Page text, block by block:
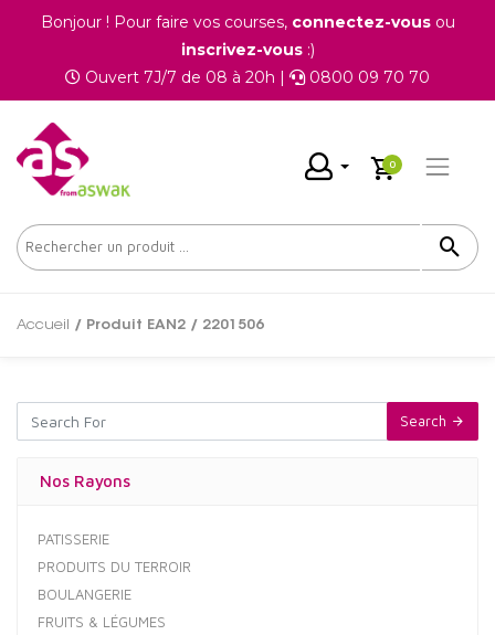
Bonjour ! Pour faire vos courses, connectez-vousou
inscrivez-vous:)
Ouvert 7J/7 de 08 à 20h |
0800 09 70 70
0
Accueil / Produit EAN2 / 2201506
Search
Nos Rayons
PATISSERIE
PRODUITS DU TERROIR
BOULANGERIE
FRUITS & LÉGUMES